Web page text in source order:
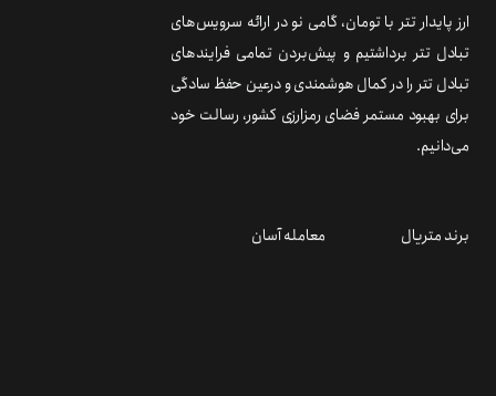
ارز پایدار تتر با تومان، گامی نو در ارائه سرویس‌های
تبادل تتر برداشتیم و پیش‌بردن تمامی فرایندهای
تبادل تتر را در کمال هوشمندی و درعین حفظ سادگی
برای بهبود مستمر فضای رمزارزی کشور، رسالت خود
می‌دانیم.
برند متریال معامله آسان